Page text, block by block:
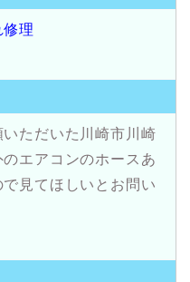
理
ただいた川崎市川崎
エアコンのホースあ
見てほしいとお問い